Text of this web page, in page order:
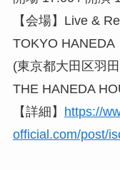
【会場】Live &
TOKYO HANEDA
(東京都大田区羽
THE HANEDA
【詳細】 https://
official.com/post/